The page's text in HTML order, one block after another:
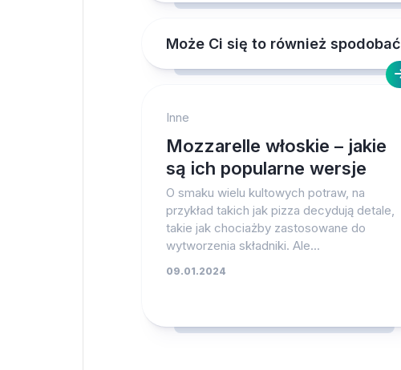
Może Ci się to również spodobać
Inne
Mozzarelle włoskie – jakie
są ich popularne wersje
O smaku wielu kultowych potraw, na
przykład takich jak pizza decydują detale,
takie jak chociażby zastosowane do
wytworzenia składniki. Ale...
09.01.2024